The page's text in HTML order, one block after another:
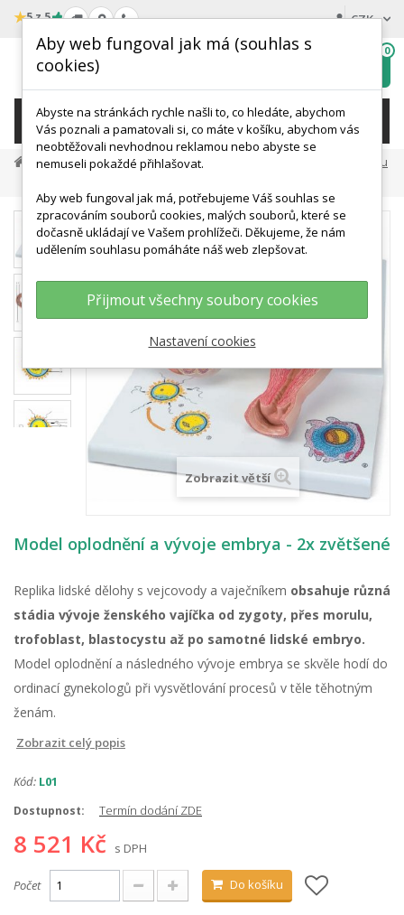
★5 z 5 CZK
wishlist
0
KATEGORIE
Anatomické Modely
Modely Těhotenství A Vývoje Plodu
Zobrazit větší
Model oplodnění a vývoje embrya - 2x zvětšené
Replika lidské dělohy s vejcovody a vaječníkem obsahuje různá
stádia vývoje ženského vajíčka od zygoty, přes morulu,
trofoblast, blastocystu až po samotné lidské embryo.
Model oplodnění a následného vývoje embrya se skvěle hodí do
ordinací gynekologů při vysvětlování procesů v těle těhotným
ženám.
Zobrazit celý popis
Kód: L01
Dostupnost: Termín dodání ZDE
8 521 Kč s DPH
Počet Do košíku
Aby web fungoval jak má (souhlas s
cookies)
Abyste na stránkách rychle našli to, co hledáte, abychom
Vás poznali a pamatovali si, co máte v košíku, abychom vás
neobtěžovali nevhodnou reklamou nebo abyste se
nemuseli pokaždé přihlašovat.
Aby web fungoval jak má, potřebujeme Váš souhlas se
zpracováním souborů cookies, malých souborů, které se
dočasně ukládají ve Vašem prohlížeči. Děkujeme, že nám
udělením souhlasu pomáháte náš web zlepšovat.
Přijmout všechny soubory cookies
Nastavení cookies